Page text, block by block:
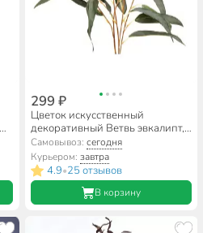
299 ₽
Цветок искусственный
декоративный Ветвь эвкалипт,
100 см, в ассортименте, Y4-
5267
Самовывоз: сегодня
Курьером: завтра
4.9•25 отзывов
В корзину